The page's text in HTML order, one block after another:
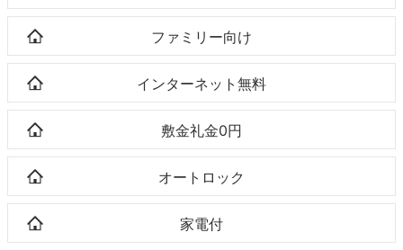
ファミリー向け
インターネット無料
敷金礼金0円
オートロック
家電付